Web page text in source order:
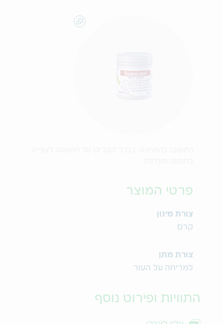
פרטי המוצר
צורת מינון
קרם
צורת מתן
למריחה על העור
התוויות ופירוט נוסף